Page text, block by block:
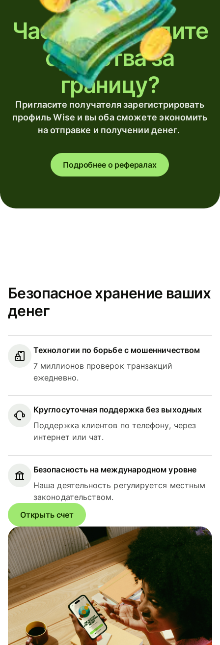
Часто переводите
средства за
границу?
Пригласите получателя зарегистрировать
профиль Wise и вы оба сможете экономить
на отправке и получении денег.
Подробнее о рефералах
Безопасное хранение ваших
денег
Технологии по борьбе с мошенничеством
7 миллионов проверок транзакций
ежедневно.
Круглосуточная поддержка без выходных
Поддержка клиентов по телефону, через
интернет или чат.
Безопасность на международном уровне
Наша деятельность регулируется местным
законодательством.
Открыть счет